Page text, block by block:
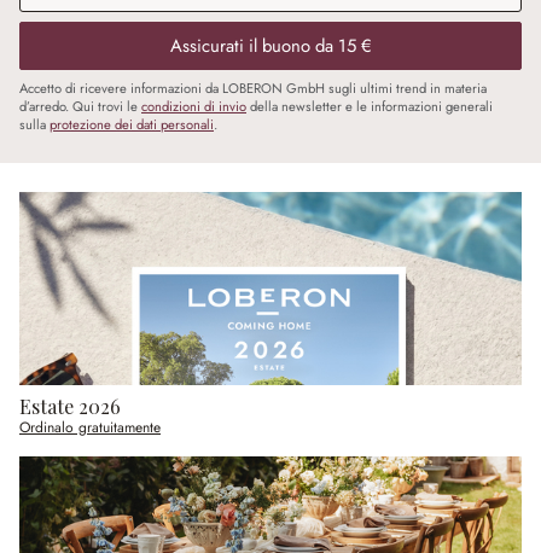
Assicurati il buono da 15 €
Accetto di ricevere informazioni da LOBERON GmbH sugli ultimi trend in materia
d’arredo. Qui trovi lecondizioni di inviodella newsletter e le informazioni generali
sullaprotezione dei dati personali.
Estate 2026
Ordinalo gratuitamente